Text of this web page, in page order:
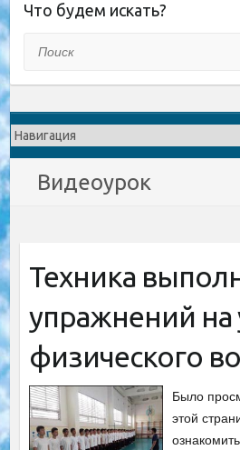
Что будем искать?
Видеоурок
Техника
упражнений на
физического
Было
этой